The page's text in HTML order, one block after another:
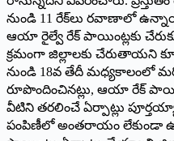
నుండి 11 రేక్‌లు రవాణాలో
ఆయా రైల్వే రేక్‌ పాయింట్లకు
క్రమంగా జిల్లాలకు చేరుతాయని
నుండి 18వ తేదీ మధ్యకాలంలో
రూపొందించినట్లు, ఆయా రేక్‌
వీటిని తరలించే ఏర్పాట్లు
పంపిణీలో అంతరాయం లేకుండా